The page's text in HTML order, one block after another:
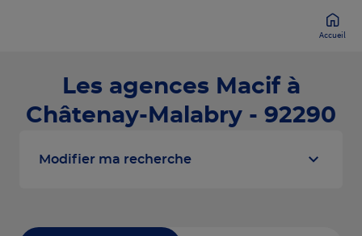
Accueil
Les agences Macif à
Châtenay-Malabry - 92290
Modifier ma recherche